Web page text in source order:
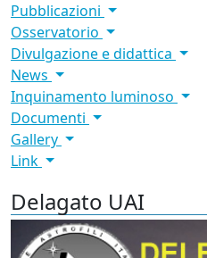
Pubblicazioni
Osservatorio
Divulgazione e didattica
News
Inquinamento luminoso
Documenti
Gallery
Link
Delagato UAI